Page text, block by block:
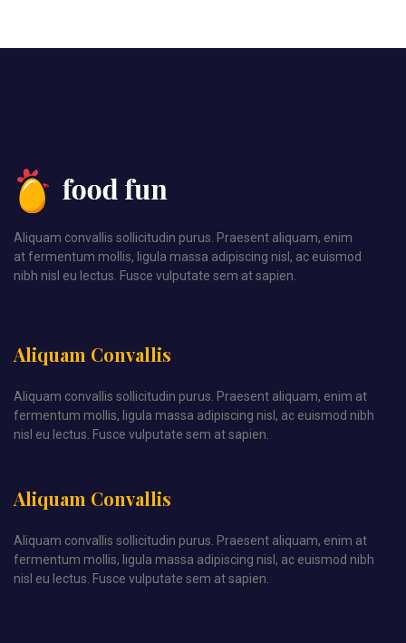
Aliquam convallis sollicitudin purus. Praesent aliquam, enim
at fermentum mollis, ligula massa adipiscing nisl, ac euismod
nibh nisl eu lectus. Fusce vulputate sem at sapien.
Aliquam Convallis
Aliquam convallis sollicitudin purus. Praesent aliquam, enim at
fermentum mollis, ligula massa adipiscing nisl, ac euismod nibh
nisl eu lectus. Fusce vulputate sem at sapien.
Aliquam Convallis
Aliquam convallis sollicitudin purus. Praesent aliquam, enim at
fermentum mollis, ligula massa adipiscing nisl, ac euismod nibh
nisl eu lectus. Fusce vulputate sem at sapien.